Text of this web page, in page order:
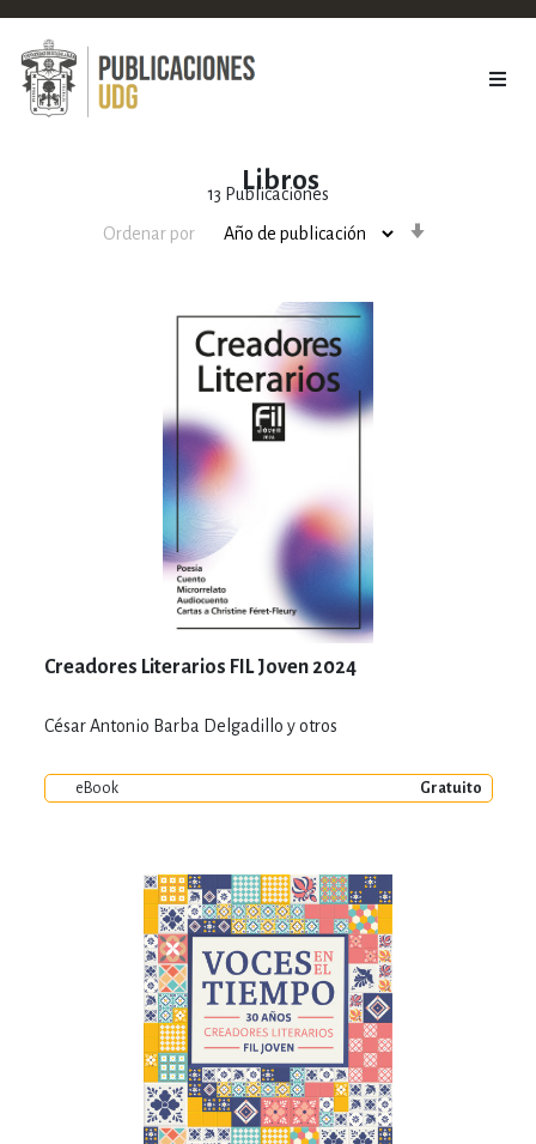
Libros
13 Publicaciones
Ordenar por
Creadores Literarios FIL Joven 2024
César Antonio Barba Delgadillo y otros
eBook Gratuito